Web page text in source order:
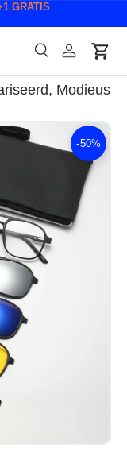
GRATIS
ZoekenInloggen
Modieus
-50%